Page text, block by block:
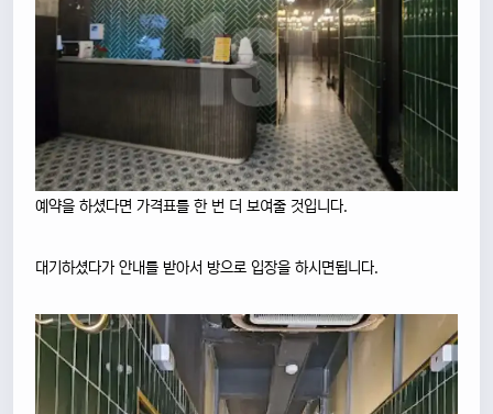
예약을 하셨다면 가격표를 한 번 더 보여줄 것입니다.
대기하셨다가 안내를 받아서 방으로 입장을 하시면됩니다.